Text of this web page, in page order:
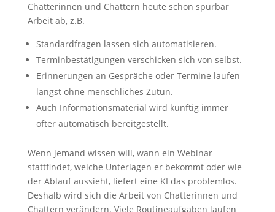
Chatterinnen und Chattern heute schon spürbar
Arbeit ab, z.B.
Standardfragen lassen sich automatisieren.
Terminbestätigungen verschicken sich von selbst.
Erinnerungen an Gespräche oder Termine laufen
längst ohne menschliches Zutun.
Auch Informationsmaterial wird künftig immer
öfter automatisch bereitgestellt.
Wenn jemand wissen will, wann ein Webinar
stattfindet, welche Unterlagen er bekommt oder wie
der Ablauf aussieht, liefert eine KI das problemlos.
Deshalb wird sich die Arbeit von Chatterinnen und
Chattern verändern. Viele Routineaufgaben laufen